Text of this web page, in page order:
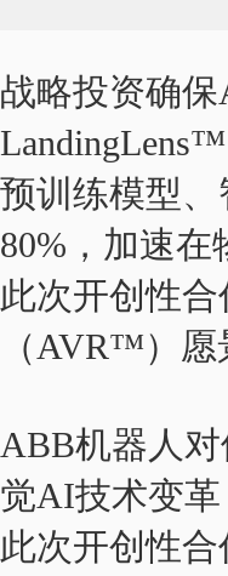
战略投资确
预训练模型
80%，加速
此次开创性
（AVR™）
ABB机器人
觉AI技术变
此次开创性